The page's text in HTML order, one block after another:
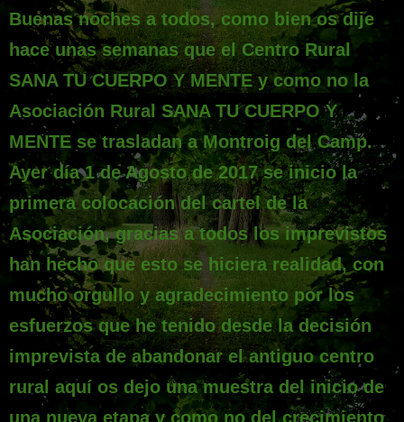
Buenas noches a todos, como bien os dije
hace unas semanas que el Centro Rural
SANA TU CUERPO Y MENTE y como no la
Asociación Rural SANA TU CUERPO Y
MENTE se trasladan a Montroig del Camp.
Ayer día 1 de Agosto de 2017 se inicio la
primera colocación del cartel de la
Asociación, gracias a todos los imprevistos
han hecho que esto se hiciera realidad, con
mucho orgullo y agradecimiento por los
esfuerzos que he tenido desde la decisión
imprevista de abandonar el antiguo centro
rural aquí os dejo una muestra del inicio de
una nueva etapa y como no del crecimiento